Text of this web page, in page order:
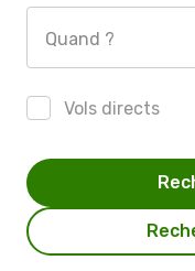
Quand ?
Vols directs